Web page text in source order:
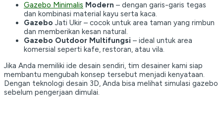
Gazebo Minimalis Modern – dengan garis-garis tegas
dan kombinasi material kayu serta kaca.
Gazebo Jati Ukir – cocok untuk area taman yang rimbun
dan memberikan kesan natural.
Gazebo Outdoor Multifungsi – ideal untuk area
komersial seperti kafe, restoran, atau vila.
Jika Anda memiliki ide desain sendiri, tim desainer kami siap
membantu mengubah konsep tersebut menjadi kenyataan.
Dengan teknologi desain 3D, Anda bisa melihat simulasi gazebo
sebelum pengerjaan dimulai.